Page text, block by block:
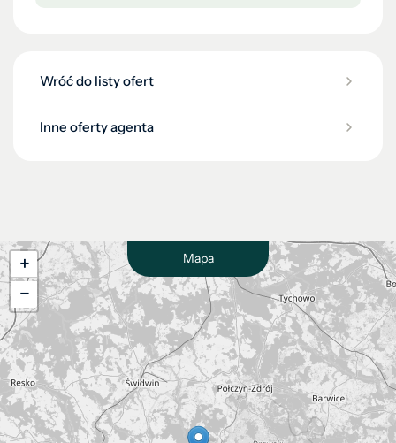
Wróć do listy ofert
Inne oferty agenta
Mapa
+
−